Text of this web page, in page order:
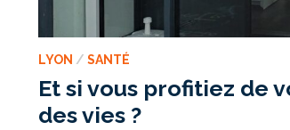
LYON / SANTÉ
Et si vous profitiez de
des vies ?